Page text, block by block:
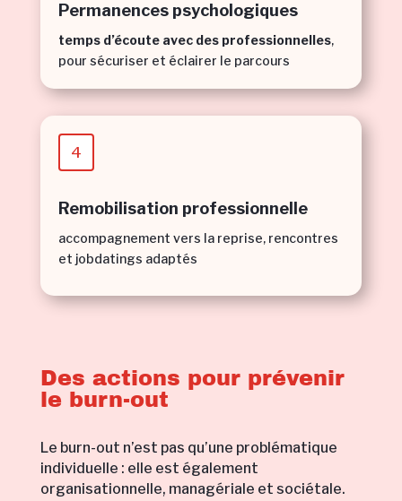
Permanences psychologiques
temps d’écoute avec des professionnelles,
pour sécuriser et éclairer le parcours
4
Remobilisation professionnelle
accompagnement vers la reprise, rencontres
et jobdatings adaptés
Des actions pour prévenir
le burn-out
Le burn-out n’est pas qu’une problématique
individuelle : elle est également
organisationnelle, managériale et sociétale.